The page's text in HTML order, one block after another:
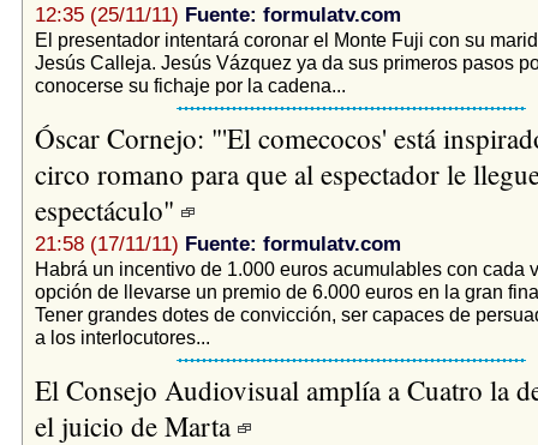
12:35 (25/11/11) Fuente: formulatv.com
El presentador intentará coronar el Monte Fuji con su
Jesús Calleja. Jesús Vázquez ya da sus primeros pasos
conocerse su fichaje por la cadena...
Óscar Cornejo: "'El comecocos' está
circo romano para que al espectador le
espectáculo"
21:58 (17/11/11) Fuente: formulatv.com
Habrá un incentivo de 1.000 euros acumulables con cada
opción de llevarse un premio de 6.000 euros en la gran
Tener grandes dotes de convicción, ser capaces de
a los interlocutores...
El Consejo Audiovisual amplía a Cuatro la
el juicio de Marta